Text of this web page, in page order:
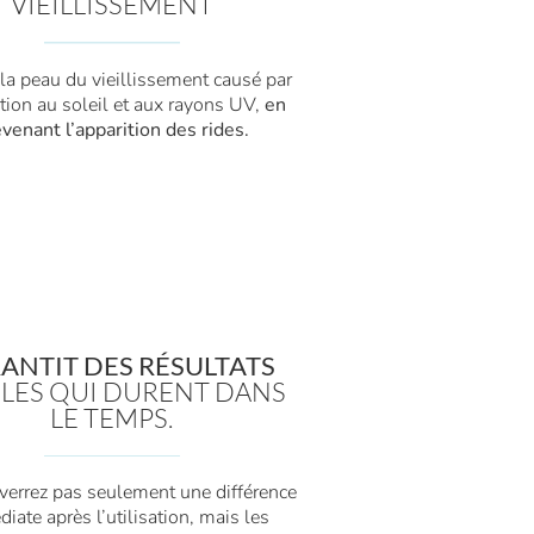
peau du vieillissement causé par
au soleil et aux rayons UV,en
l’apparition des rides.
DES RÉSULTATS
QUI DURENT DANS
LE TEMPS.
pas seulement une différence
après l’utilisation, mais les